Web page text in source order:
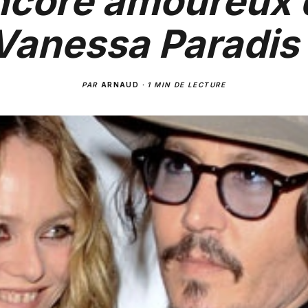
Paradis
PAR ARNAUD · 1 MIN DE LECTURE